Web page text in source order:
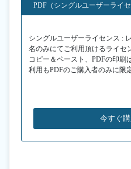
PDF（シングルユーザーライセ
シングルユーザーライセンス :
名のみにてご利用頂けるライセ
コピー＆ペースト、PDFの印刷
利用もPDFのご購入者のみに限
今すぐ購